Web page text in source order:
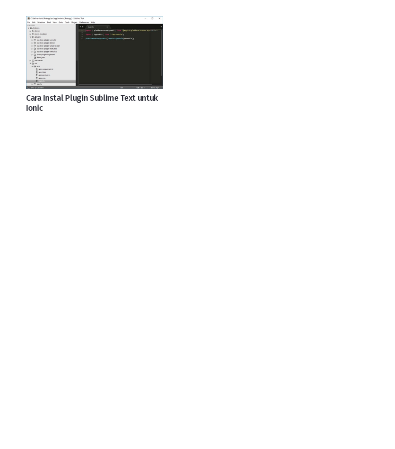
Cara Instal Plugin Sublime Text untuk
Ionic